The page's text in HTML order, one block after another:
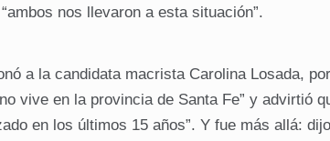
nos llevaron a esta situación”.
a la candidata macrista Carolina Losada,
vive en la provincia de Santa Fe” y advirtió
en los últimos 15 años”. Y fue más allá: